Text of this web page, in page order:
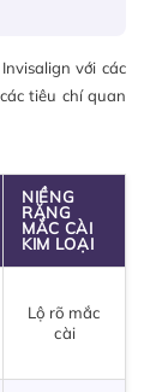
với các
tiêu chí quan
NIỀNG
RĂNG
MẮC CÀI
KIM LOẠI
Lộ rõ mắc
cài